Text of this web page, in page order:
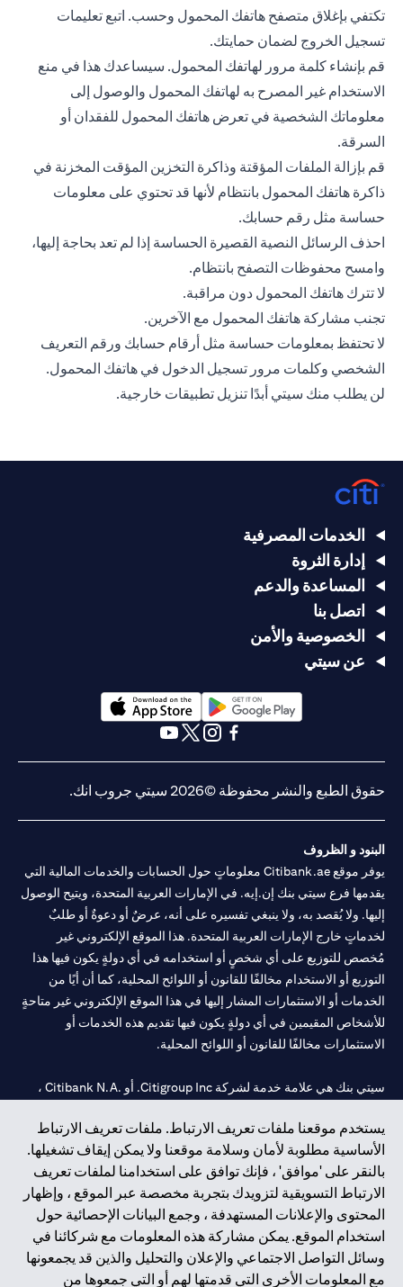
تكتفي بإغلاق متصفح هاتفك المحمول وحسب. اتبع تعليمات
تسجيل الخروج لضمان حمايتك.
قم بإنشاء كلمة مرور لهاتفك المحمول. سيساعدك هذا في منع
الاستخدام غير المصرح به لهاتفك المحمول والوصول إلى
معلوماتك الشخصية في تعرض هاتفك المحمول للفقدان أو
السرقة.
قم بإزالة الملفات المؤقتة وذاكرة التخزين المؤقت المخزنة في
ذاكرة هاتفك المحمول بانتظام لأنها قد تحتوي على معلومات
حساسة مثل رقم حسابك.
احذف الرسائل النصية القصيرة الحساسة إذا لم تعد بحاجة إليها،
وامسح محفوظات التصفح بانتظام.
لا تترك هاتفك المحمول دون مراقبة.
تجنب مشاركة هاتفك المحمول مع الآخرين.
لا تحتفظ بمعلومات حساسة مثل أرقام حسابك ورقم التعريف
الشخصي وكلمات مرور تسجيل الدخول في هاتفك المحمول.
لن يطلب منك سيتي أبدًا تنزيل تطبيقات خارجية.
يستخدم موقعنا ملفات تعريف الارتباط. ملفات تعريف الارتباط
الأساسية مطلوبة لأمان وسلامة موقعنا ولا يمكن إيقاف تشغيلها.
بالنقر على 'موافق' ، فإنك توافق على استخدامنا لملفات تعريف
الارتباط التسويقية لتزويدك بتجربة مخصصة عبر الموقع ، وإظهار
المحتوى والإعلانات المستهدفة ، وجمع البيانات الإحصائية حول
استخدام الموقع. يمكن مشاركة هذه المعلومات مع شركائنا في
وسائل التواصل الاجتماعي والإعلان والتحليل والذين قد يجمعونها
مع المعلومات الأخرى التي قدمتها لهم أو التي جمعوها من
الخدمات المصرفية
إدارة الثروة
المساعدة والدعم
اتصل بنا
الخصوصية والأمن
عن سيتي
(opens in a new tab)
حقوق الطبع والنشر محفوظة ©2026 سيتي جروب انك.
البنود و الظروف
يوفر موقع Citibank.ae معلوماتٍ حول الحسابات والخدمات المالية التي
يقدمها فرع سيتي بنك إن.إيه. في الإمارات العربية المتحدة، ويتيح الوصول
إليها. ولا يُقصد به، ولا ينبغي تفسيره على أنه، عرضٌ أو دعوةٌ أو طلبٌ
لخدماتٍ خارج الإمارات العربية المتحدة. هذا الموقع الإلكتروني غير
مُخصص للتوزيع على أي شخصٍ أو استخدامه في أي دولةٍ يكون فيها هذا
التوزيع أو الاستخدام مخالفًا للقانون أو اللوائح المحلية، كما أن أيًا من
الخدمات أو الاستثمارات المشار إليها في هذا الموقع الإلكتروني غير متاحةٍ
للأشخاص المقيمين في أي دولةٍ يكون فيها تقديم هذه الخدمات أو
الاستثمارات مخالفًا للقانون أو اللوائح المحلية.
سيتي بنك هي علامة خدمة لشركة Citigroup Inc. أو .Citibank N.A ،
سيتي بنك إن. إيه. الإمارات مسجل لدى مصرف الإمارات المركزي تحت
أرقام التراخيص 202563 لفرع الوصل في دبي، 531989 لفرع مول
الإمارات في دبي، وCN-1002019لفرع أبوظبي. هاتف: 4000 311 04.
فرع سيتي بنك إن إيه - الإمارات العربية المتحدة مرخص من مصرف
الإمارات العربية المتحدة المركزي كفرع لبنك أجنبي.
سيتي بنك إن إيه الإمارات العربية المتحدة مرخص من هيئة الأوراق المالية
والسلع في الإمارات العربية المتحدة ("SCA") للقيام بالنشاط المالي لـ أ)